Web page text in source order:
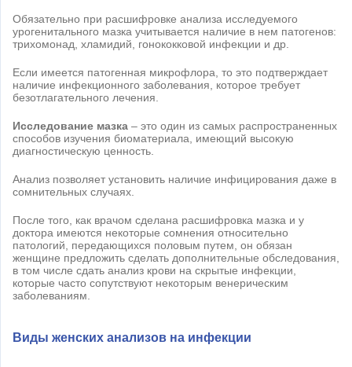
Обязательно при расшифровке анализа исследуемого
урогенитального мазка учитывается наличие в нем патогенов:
трихомонад, хламидий, гонококковой инфекции и др.
Если имеется патогенная микрофлора, то это подтверждает
наличие инфекционного заболевания, которое требует
безотлагательного лечения.
Исследование мазка – это один из самых распространенных
способов изучения биоматериала, имеющий высокую
диагностическую ценность.
Анализ позволяет установить наличие инфицирования даже в
сомнительных случаях.
После того, как врачом сделана расшифровка мазка и у
доктора имеются некоторые сомнения относительно
патологий, передающихся половым путем, он обязан
женщине предложить сделать дополнительные обследования,
в том числе сдать анализ крови на скрытые инфекции,
которые часто сопутствуют некоторым венерическим
заболеваниям.
Виды женских анализов на инфекции